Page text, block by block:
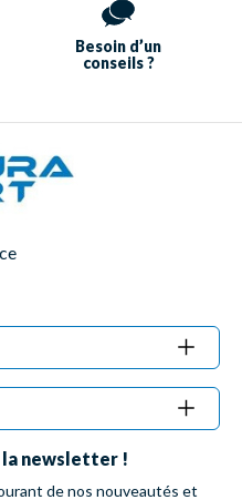
Besoin d’un
conseils ?
la newsletter !
de nos nouveautés et